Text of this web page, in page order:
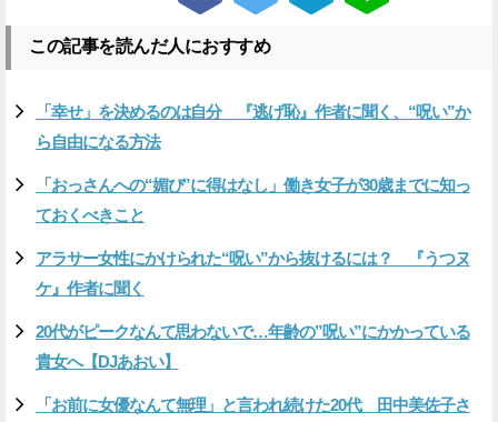
この記事を読んだ人におすすめ
「幸せ」を決めるのは自分 『逃げ恥』作者に聞く、“呪い”か
ら自由になる方法
「おっさんへの“媚び”に得はなし」働き女子が30歳までに知っ
ておくべきこと
アラサー女性にかけられた“呪い”から抜けるには？ 『うつヌ
ケ』作者に聞く
20代がピークなんて思わないで…年齢の”呪い”にかかっている
貴女へ【DJあおい】
「お前に女優なんて無理」と言われ続けた20代 田中美佐子さ